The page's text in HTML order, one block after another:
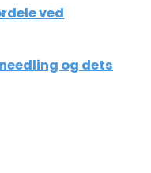
ved
og dets